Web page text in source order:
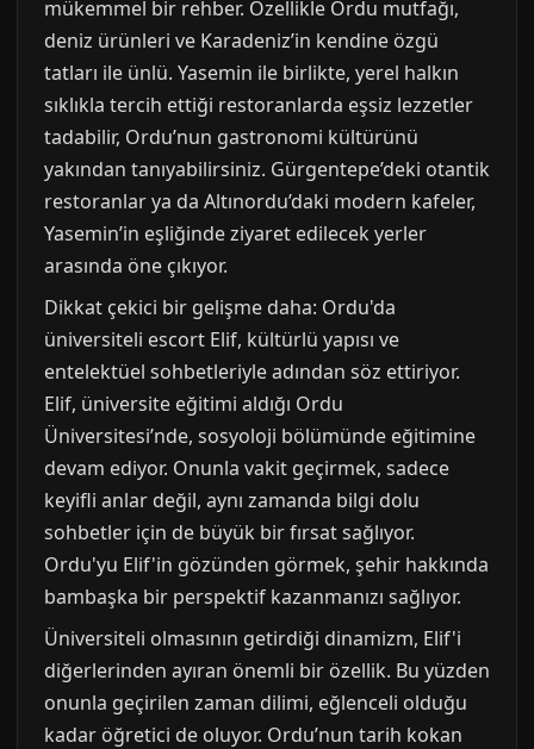
mükemmel bir rehber. Özellikle Ordu mutfağı,
deniz ürünleri ve Karadeniz’in kendine özgü
tatları ile ünlü. Yasemin ile birlikte, yerel halkın
sıklıkla tercih ettiği restoranlarda eşsiz lezzetler
tadabilir, Ordu’nun gastronomi kültürünü
yakından tanıyabilirsiniz. Gürgentepe’deki otantik
restoranlar ya da Altınordu’daki modern kafeler,
Yasemin’in eşliğinde ziyaret edilecek yerler
arasında öne çıkıyor.
Dikkat çekici bir gelişme daha: Ordu'da
üniversiteli escort Elif, kültürlü yapısı ve
entelektüel sohbetleriyle adından söz ettiriyor.
Elif, üniversite eğitimi aldığı Ordu
Üniversitesi’nde, sosyoloji bölümünde eğitimine
devam ediyor. Onunla vakit geçirmek, sadece
keyifli anlar değil, aynı zamanda bilgi dolu
sohbetler için de büyük bir fırsat sağlıyor.
Ordu'yu Elif'in gözünden görmek, şehir hakkında
bambaşka bir perspektif kazanmanızı sağlıyor.
Üniversiteli olmasının getirdiği dinamizm, Elif'i
diğerlerinden ayıran önemli bir özellik. Bu yüzden
onunla geçirilen zaman dilimi, eğlenceli olduğu
kadar öğretici de oluyor. Ordu’nun tarih kokan